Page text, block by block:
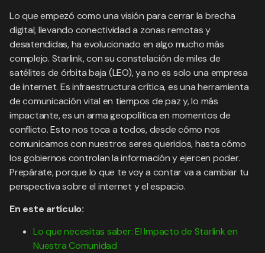
Lo que empezó como una visión para cerrar la brecha
digital, llevando conectividad a zonas remotas y
desatendidas, ha evolucionado en algo mucho más
complejo. Starlink, con su constelación de miles de
satélites de órbita baja (LEO), ya no es solo una empresa
de internet. Es infraestructura crítica, es una herramienta
de comunicación vital en tiempos de paz y, lo más
impactante, es un arma geopolítica en momentos de
conflicto. Esto nos toca a todos, desde cómo nos
comunicamos con nuestros seres queridos, hasta cómo
los gobiernos controlan la información y ejercen poder.
Prepárate, porque lo que te voy a contar va a cambiar tu
perspectiva sobre el internet y el espacio.
En este artículo:
Lo que necesitas saber: El Impacto de Starlink en
Nuestra Comunidad